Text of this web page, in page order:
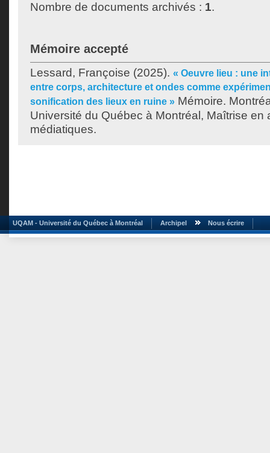
Nombre de documents archivés : 1.
Mémoire accepté
Lessard, Françoise (2025). « Oeuvre lieu : une
entre corps, architecture et ondes comme
sonification des lieux en ruine » Mémoire.
Université du Québec à Montréal, Maîtrise en
médiatiques.
UQAM - Université du Québec à Montréal Archipel Nous écrire